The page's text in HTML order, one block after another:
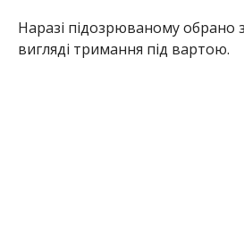
Наразі підозрюваному обрано
вигляді тримання під вартою.